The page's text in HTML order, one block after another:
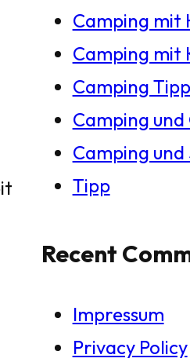
Camping mit
Camping mit
Camping Tipp
Camping
Camping
Tipp
Recent
Impressum
Privacy Policy